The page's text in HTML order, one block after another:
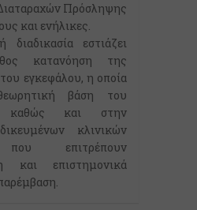
Πρόσληψης
και ενήλικες.
διαδικασία εστιάζει
κατανόηση της
εγκεφάλου, η οποία
βάση του
καθώς και στην
κλινικών
που επιτρέπουν
και επιστημονικά